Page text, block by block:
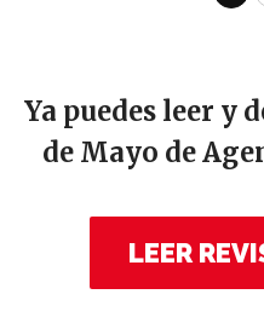
Ya puedes leer y
de Mayo de
LEER